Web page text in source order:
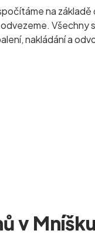
na základě
Všechny
nakládání a
v